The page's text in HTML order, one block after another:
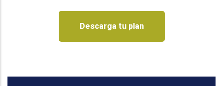
Descarga tu plan